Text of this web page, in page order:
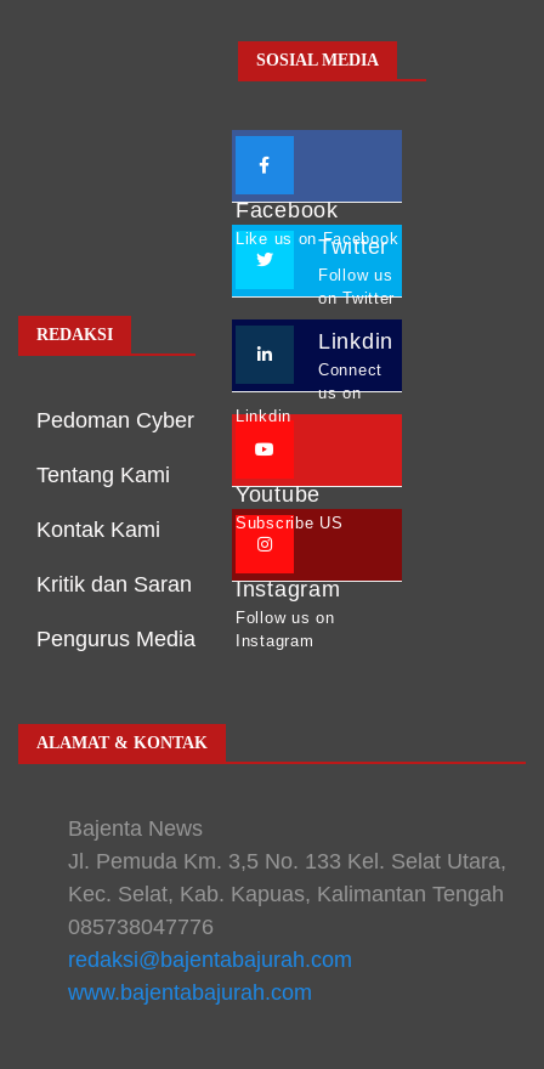
REDAKSI
Pedoman Cyber
Tentang Kami
Kontak Kami
Kritik dan Saran
Pengurus Media
SOSIAL MEDIA
Facebook
Like us on Facebook
Twitter
Follow us
on Twitter
Linkdin
Connect
us on
Linkdin
Youtube
Subscribe US
Instagram
Follow us on
Instagram
ALAMAT & KONTAK
Bajenta News
Jl. Pemuda Km. 3,5 No. 133 Kel. Selat Utara,
Kec. Selat, Kab. Kapuas, Kalimantan Tengah
085738047776
redaksi@bajentabajurah.com
www.bajentabajurah.com